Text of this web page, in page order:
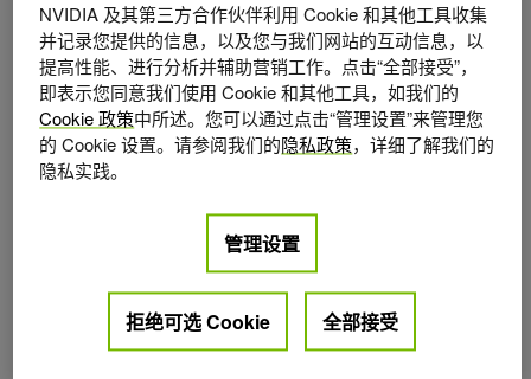
组织自主机器人（ STAR ）增强版的设计，该机器人在猪的
软组织上完成了具有挑战性的任务。这项成就标志着全自动
机器人手术的一个里程碑。
“我们的发现表明，我们可以自动化手术中最复杂、最微妙的
任务之一：重新连接肠的两端。这颗星星在四只动物身上进
行了这一手术，其结果明显优于人类进行同样的手术，”
，约翰·霍普金斯大学惠汀工程学院机械工程高
在腹腔镜手术中，外科医生使用小切口和摄像头在腹部或骨
NVIDIA 及其第三方合作伙伴利用 Cookie 和其他工具收集
并记录您提供的信息，以及您与我们网站的互动信息，以
提高性能、进行分析并辅助营销工作。点击“全部接受”，
即表示您同意我们使用 Cookie 和其他工具，如我们的
Cookie 政策中所述。您可以通过点击“管理设置”来管理您
的 Cookie 设置。请参阅我们的隐私政策，详细了解我们的
隐私实践。
管理设置
拒绝可选 Cookie 全部接受